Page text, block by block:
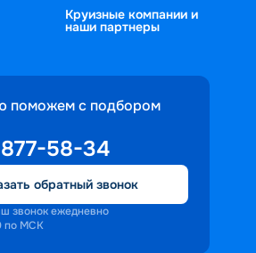
Круизные компании и
наши партнеры
поможем с подбором
58-34
обратный звонок
звонок ежедневно
по МСК